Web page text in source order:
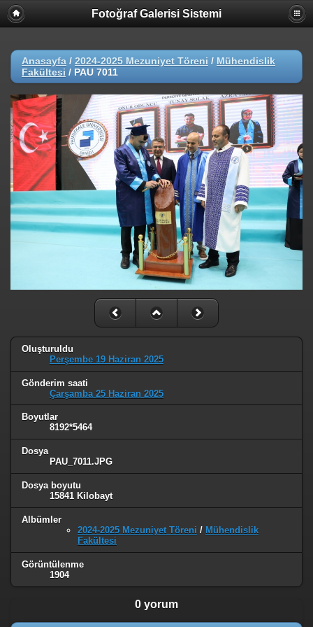
Fotoğraf Galerisi Sistemi
Anasayfa / 2024-2025 Mezuniyet Töreni / Mühendislik
Fakültesi / PAU 7011
Oluşturuldu
Perşembe 19 Haziran 2025
Gönderim saati
Çarşamba 25 Haziran 2025
Boyutlar
8192*5464
Dosya
PAU_7011.JPG
Dosya boyutu
15841 Kilobayt
Albümler
2024-2025 Mezuniyet Töreni / Mühendislik
Fakültesi
Görüntülenme
1904
0 yorum